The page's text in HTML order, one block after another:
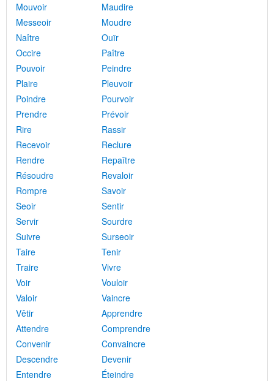
Mouvoir
Maudire
Messeoir
Moudre
Naître
Ouïr
Occire
Paître
Pouvoir
Peindre
Plaire
Pleuvoir
Poindre
Pourvoir
Prendre
Prévoir
Rire
Rassir
Recevoir
Reclure
Rendre
Repaître
Résoudre
Revaloir
Rompre
Savoir
Seoir
Sentir
Servir
Sourdre
Suivre
Surseoir
Taire
Tenir
Traire
Vivre
Voir
Vouloir
Valoir
Vaincre
Vêtir
Apprendre
Attendre
Comprendre
Convenir
Convaincre
Descendre
Devenir
Entendre
Éteindre